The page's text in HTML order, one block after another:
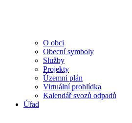
O obci
Obecní symboly
Služby
Projekty
Územní plán
Virtuální prohlídka
Kalendář svozů odpadů
Úřad